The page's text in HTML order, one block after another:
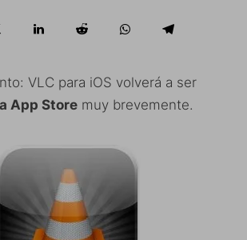
VLC para iOS volverá a ser
App Store muy brevemente.